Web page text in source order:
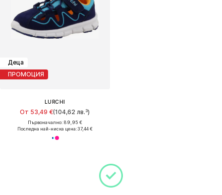
Деца
ПРОМОЦИЯ
LURCHI
От 53,49 €(104,62 лв.³)
Първоначално: 89,95 €
Последна най-ниска цена:37,44 €